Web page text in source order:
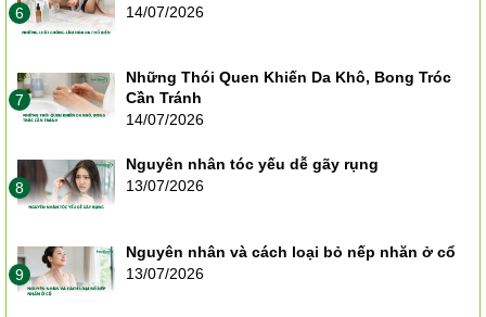
6
14/07/2026
7
Những Thói Quen Khiến Da Khô, Bong Tróc
Cần Tránh
14/07/2026
8
Nguyên nhân tóc yếu dễ gãy rụng
13/07/2026
9
Nguyên nhân và cách loại bỏ nếp nhăn ở cổ
13/07/2026